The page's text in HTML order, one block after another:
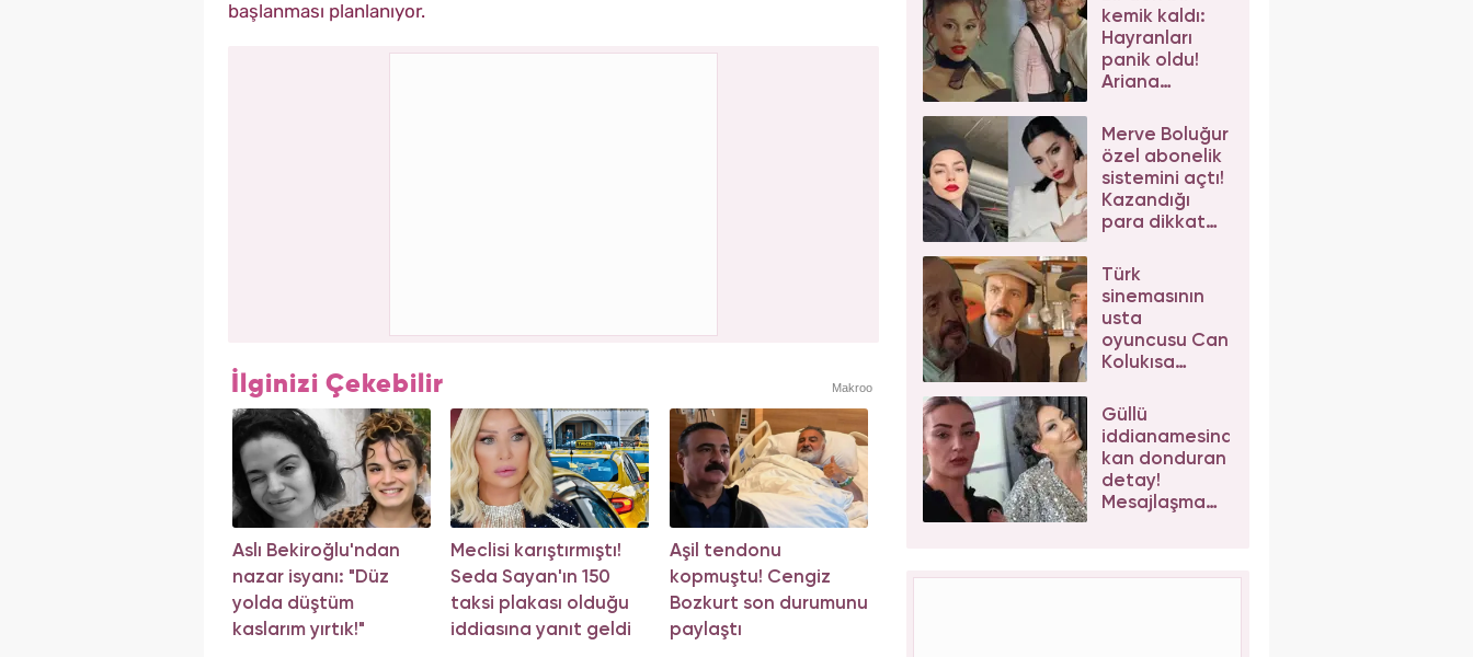
başlanması planlanıyor.
İlginizi Çekebilir Makroo
Aslı Bekiroğlu'ndan
nazar isyanı: "Düz
yolda düştüm
kaslarım yırtık!"
Meclisi karıştırmıştı!
Seda Sayan'ın 150
taksi plakası olduğu
iddiasına yanıt geldi
Aşil tendonu
kopmuştu! Cengiz
Bozkurt son durumunu
paylaştı
eleştirilere
yanıt verdi
kemik kaldı:
Hayranları
panik oldu!
Ariana
son hali
korkuttu
Merve Boluğur
özel abonelik
sistemini açtı!
Kazandığı
para dikkat
Türk
sinemasının
usta
oyuncusu Can
Kolukısa
kaybetti!
Güllü
iddianamesinde
kan donduran
detay!
Mesajlaşma